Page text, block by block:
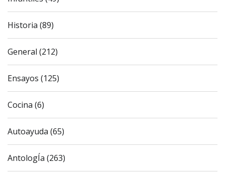
Historia (89)
General (212)
Ensayos (125)
Cocina (6)
Autoayuda (65)
AntologÍa (263)